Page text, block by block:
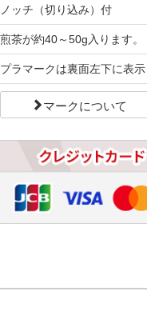
ノッチ（切り込み）付
煎茶が約40～50g入ります。
プラマークは裏面左下に表示
マークについて